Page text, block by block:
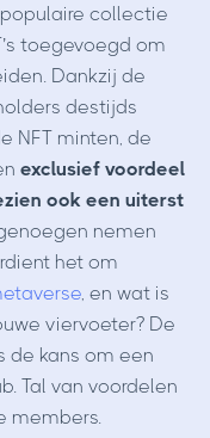
collectie
toegevoegd om
Dankzij de
destijds
NFT minten, de
exclusief voordeel
ook een uiterst
nemen
het om
, en wat is
viervoeter? De
de kans om een
Tal van voordelen
members.